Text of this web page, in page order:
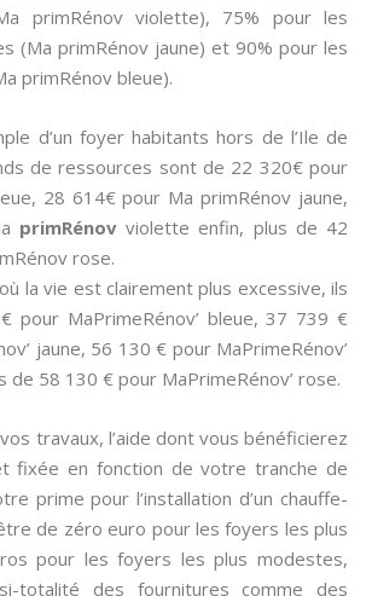
primRénov violette), 75% pour les
(Ma primRénov jaune) et 90% pour les
primRénov bleue).
d’un foyer habitants hors de l’Ile de
de ressources sont de 22 320€ pour
28 614€ pour Ma primRénov jaune,
primRénovviolette enfin, plus de 42
rose.
la vie est clairement plus excessive, ils
pour MaPrimeRénov’ bleue, 37 739 €
jaune, 56 130 € pour MaPrimeRénov’
58 130 € pour MaPrimeRénov’ rose.
travaux, l’aide dont vous bénéficierez
fixée en fonction de votre tranche de
prime pour l’installation d’un chauffe-
de zéro euro pour les foyers les plus
pour les foyers les plus modestes,
totalité des fournitures comme des